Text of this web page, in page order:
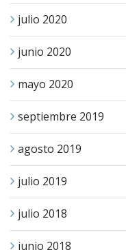
julio 2020
junio 2020
mayo 2020
septiembre 2019
agosto 2019
julio 2019
julio 2018
junio 2018